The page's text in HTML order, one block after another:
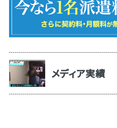
メディア実績